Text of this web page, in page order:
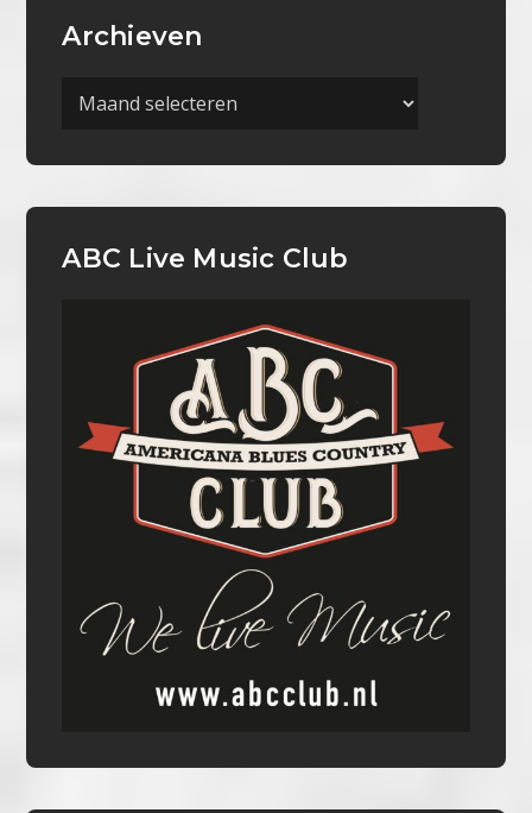
Archieven
Archieven
ABC Live Music Club